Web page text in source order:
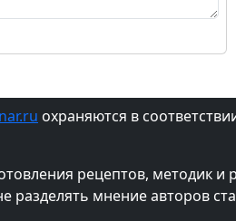
охраняются в
рецептов,
разделять мнение авторов